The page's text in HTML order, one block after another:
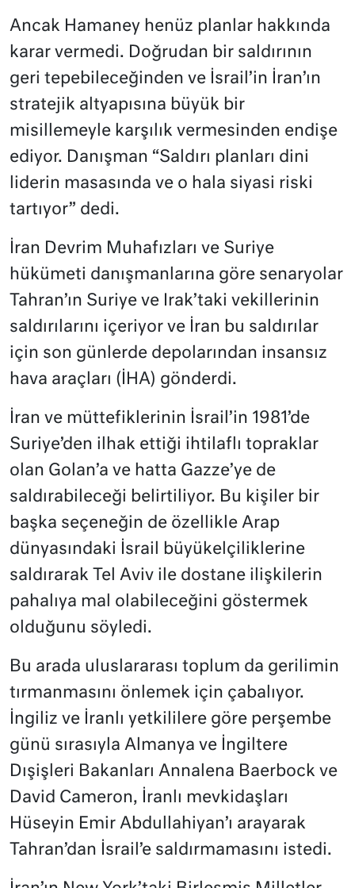
Ancak Hamaney henüz planlar hakkında
karar vermedi. Doğrudan bir saldırının
geri tepebileceğinden ve İsrail’in İran’ın
stratejik altyapısına büyük bir
misillemeyle karşılık vermesinden endişe
ediyor. Danışman “Saldırı planları dini
liderin masasında ve o hala siyasi riski
tartıyor” dedi.
İran Devrim Muhafızları ve Suriye
hükümeti danışmanlarına göre senaryolar
Tahran’ın Suriye ve Irak’taki vekillerinin
saldırılarını içeriyor ve İran bu saldırılar
için son günlerde depolarından insansız
hava araçları (İHA) gönderdi.
İran ve müttefiklerinin İsrail’in 1981’de
Suriye’den ilhak ettiği ihtilaflı topraklar
olan Golan’a ve hatta Gazze’ye de
saldırabileceği belirtiliyor. Bu kişiler bir
başka seçeneğin de özellikle Arap
dünyasındaki İsrail büyükelçiliklerine
saldırarak Tel Aviv ile dostane ilişkilerin
pahalıya mal olabileceğini göstermek
olduğunu söyledi.
Bu arada uluslararası toplum da gerilimin
tırmanmasını önlemek için çabalıyor.
İngiliz ve İranlı yetkililere göre perşembe
günü sırasıyla Almanya ve İngiltere
Dışişleri Bakanları Annalena Baerbock ve
David Cameron, İranlı mevkidaşları
Hüseyin Emir Abdullahiyan’ı arayarak
Tahran’dan İsrail’e saldırmamasını istedi.